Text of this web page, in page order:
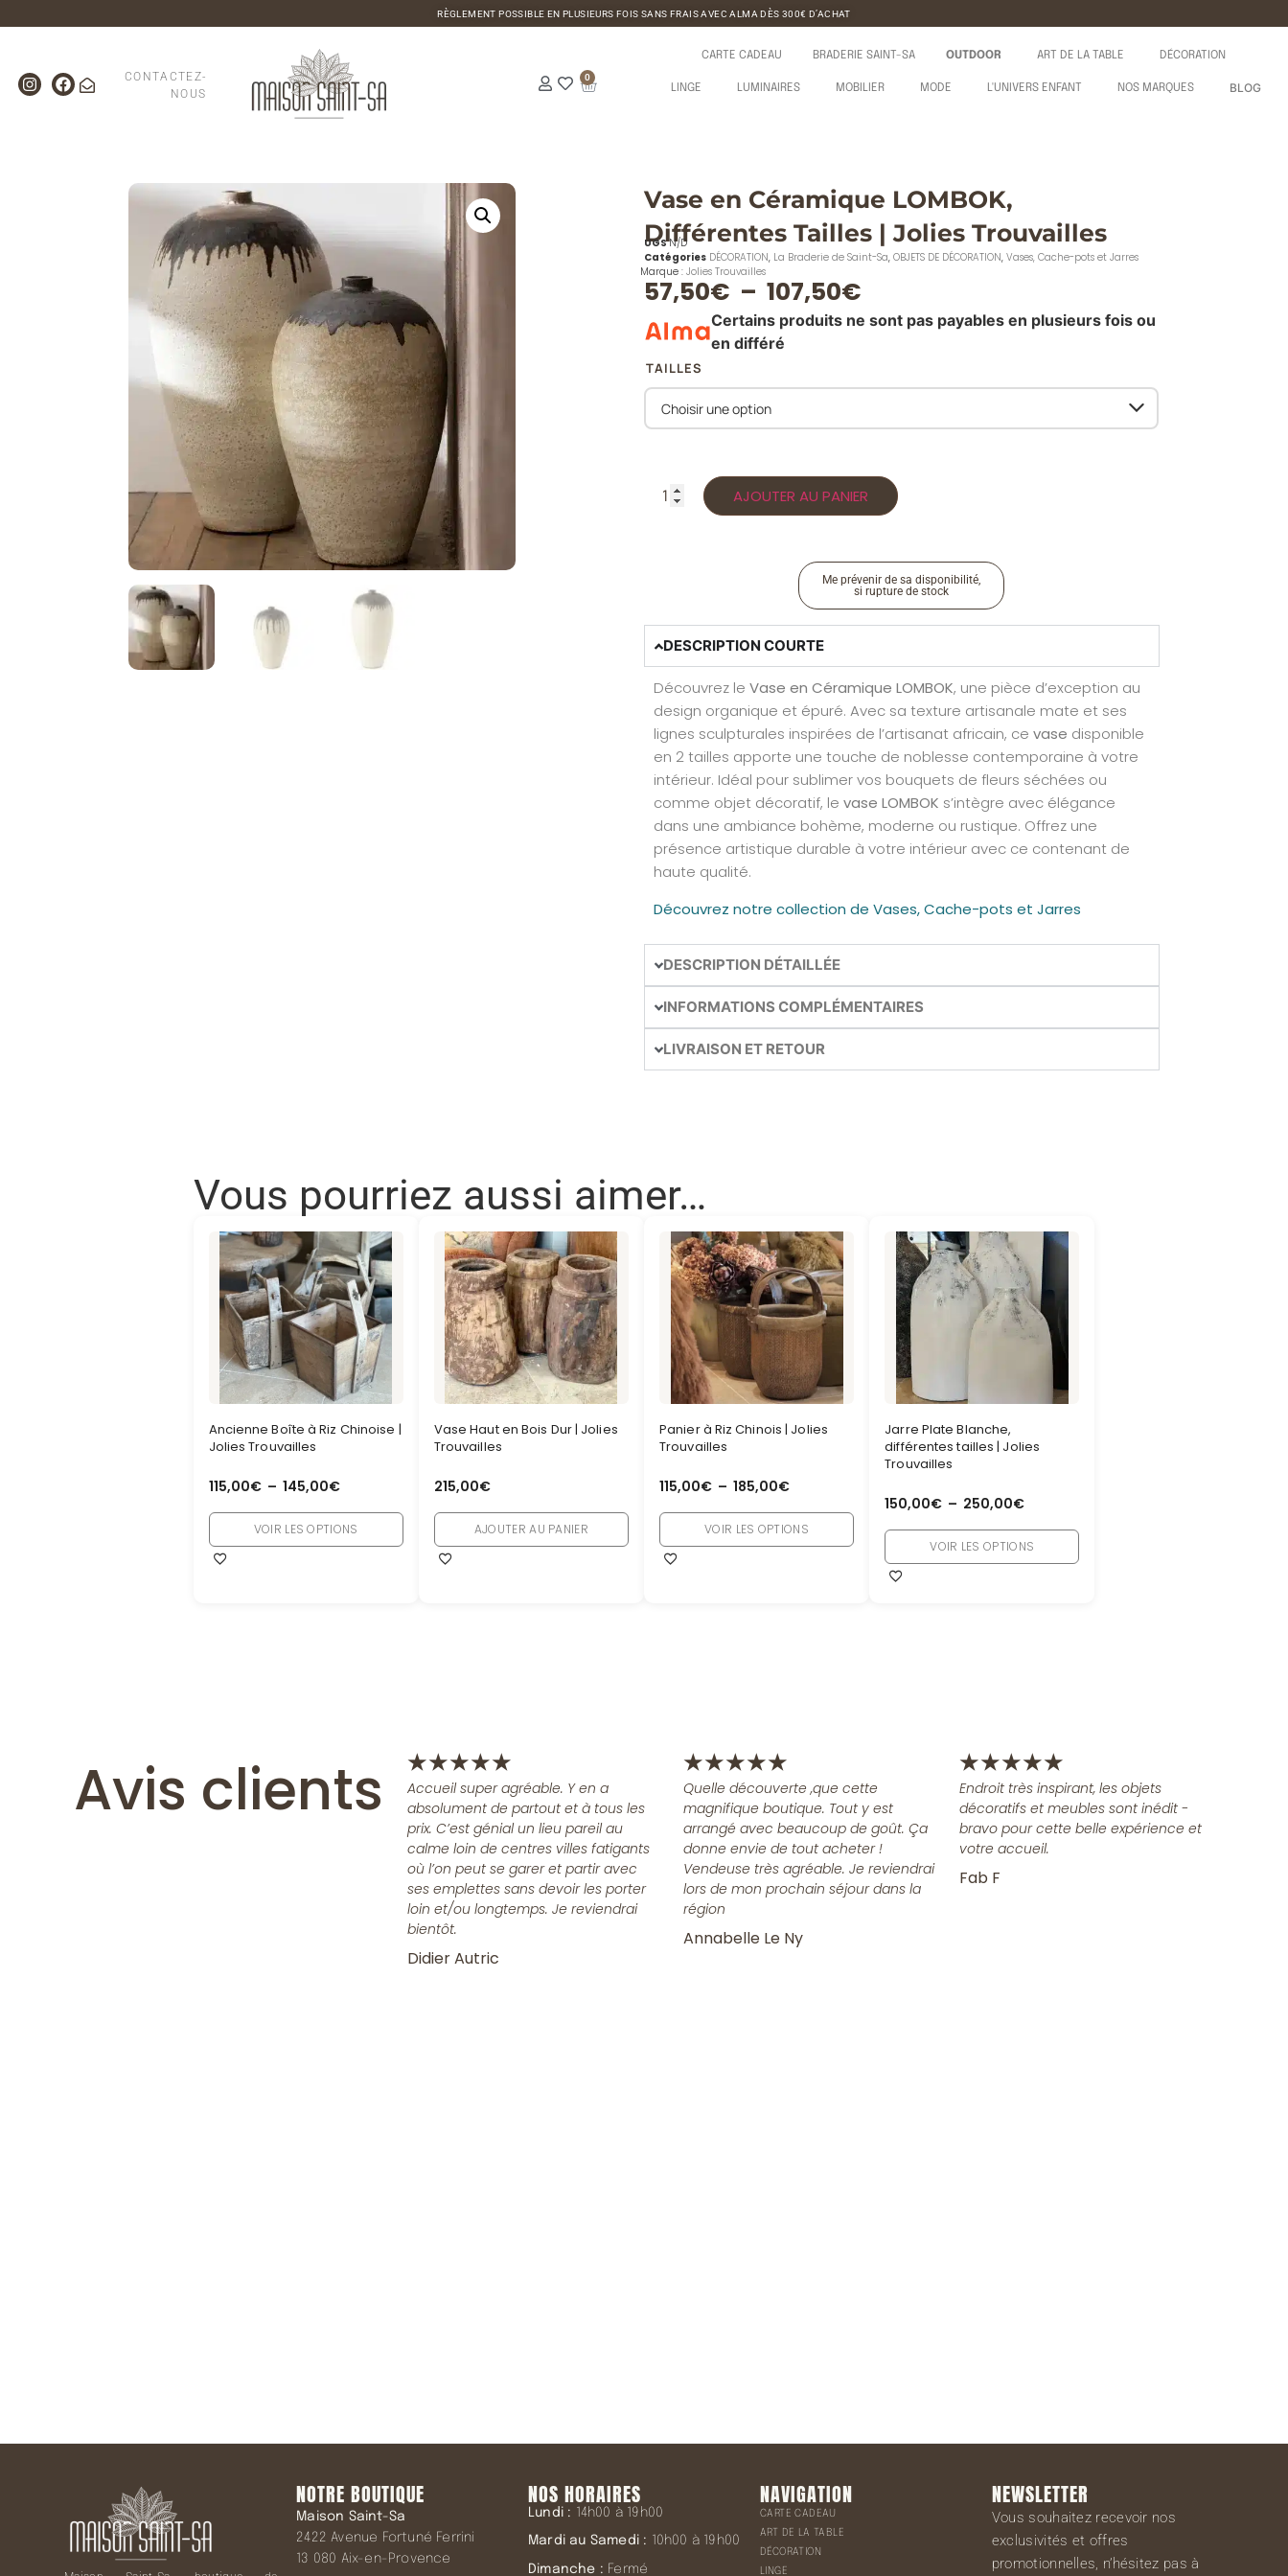
RÈGLEMENT POSSIBLE EN PLUSIEURS FOIS SANS FRAIS AVEC ALMA DÈS 300€ D’ACHAT
CONTACTEZ-
NOUS
0
CARTE CADEAU BRADERIE SAINT-SA OUTDOOR ART DE LA TABLE DÉCORATION
LINGE LUMINAIRES MOBILIER MODE L'UNIVERS ENFANT NOS MARQUES BLOG
Vase en Céramique LOMBOK,
Différentes Tailles | Jolies Trouvailles
UGSN/D
Catégories DÉCORATION, La Braderie de Saint-Sa, OBJETS DE DÉCORATION, Vases, Cache-pots et Jarres
Marque : Jolies Trouvailles
57,50€ – 107,50€
Certains produits ne sont pas payables en plusieurs fois ou
en différé
TAILLES
AJOUTER AU PANIER
Me prévenir de sa disponibilité,
si rupture de stock
DESCRIPTION COURTE
Découvrez le Vase en Céramique LOMBOK, une pièce d’exception au
design organique et épuré. Avec sa texture artisanale mate et ses
lignes sculpturales inspirées de l’artisanat africain, ce vase disponible
en 2 tailles apporte une touche de noblesse contemporaine à votre
intérieur. Idéal pour sublimer vos bouquets de fleurs séchées ou
comme objet décoratif, le vase LOMBOK s’intègre avec élégance
dans une ambiance bohème, moderne ou rustique. Offrez une
présence artistique durable à votre intérieur avec ce contenant de
haute qualité.
Découvrez notre collection de Vases, Cache-pots et Jarres
DESCRIPTION DÉTAILLÉE
INFORMATIONS COMPLÉMENTAIRES
LIVRAISON ET RETOUR
Vous pourriez aussi aimer…
Ancienne Boîte à Riz Chinoise |
Jolies Trouvailles
115,00€ – 145,00€
VOIR LES OPTIONS
Vase Haut en Bois Dur | Jolies
Trouvailles
215,00€
AJOUTER AU PANIER
Panier à Riz Chinois | Jolies
Trouvailles
115,00€ – 185,00€
VOIR LES OPTIONS
Jarre Plate Blanche,
différentes tailles | Jolies
Trouvailles
150,00€ – 250,00€
VOIR LES OPTIONS
Avis clients ★★★★★
Accueil super agréable. Y en a
absolument de partout et à tous les
prix. C’est génial un lieu pareil au
calme loin de centres villes fatigants
où l’on peut se garer et partir avec
ses emplettes sans devoir les porter
loin et/ou longtemps. Je reviendrai
bientôt.
Didier Autric
★★★★★
Quelle découverte ,que cette
magnifique boutique. Tout y est
arrangé avec beaucoup de goût. Ça
donne envie de tout acheter !
Vendeuse très agréable. Je reviendrai
lors de mon prochain séjour dans la
région
Annabelle Le Ny
★★★★★
Endroit très inspirant, les objets
décoratifs et meubles sont inédit -
bravo pour cette belle expérience et
votre accueil.
Fab F
NOTRE BOUTIQUE
Maison Saint-Sa
2422 Avenue Fortuné Ferrini
13 080 Aix-en-Provence
NOS HORAIRES
Lundi : 14h00 à 19h00
Mardi au Samedi : 10h00 à 19h00
Dimanche : Fermé
NAVIGATION
CARTE CADEAU
ART DE LA TABLE
DÉCORATION
LINGE
NEWSLETTER
Vous souhaitez recevoir nos
exclusivités et offres
promotionnelles, n’hésitez pas à